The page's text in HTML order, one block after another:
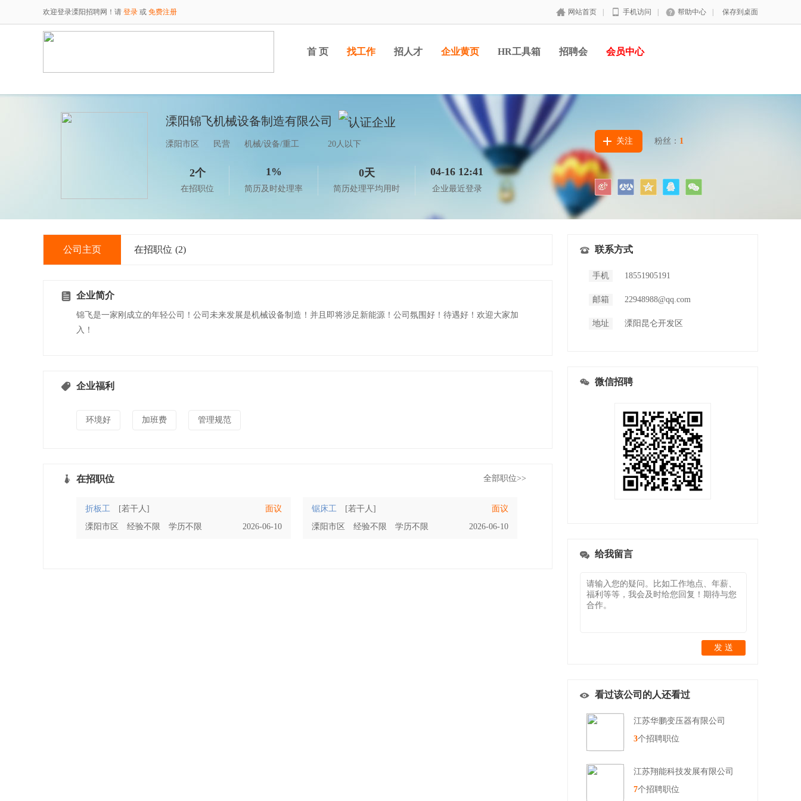
欢迎登录溧阳招聘网！请 登录 或 免费注册 网站首页 手机访问 帮助中心 保存到桌面
首 页 找工作 招人才 企业黄页 HR工具箱 招聘会 会员中心
溧阳锦飞机械设备制造有限公司
溧阳市区 民营 机械/设备/重工 20人以下
2个
在招职位
1%
简历及时处理率
0天
简历处理平均用时
04-16 12:41
企业最近登录
关注 粉丝： 1
公司主页 在招职位 (2)
企业简介
锦飞是一家刚成立的年轻公司！公司未来发展是机械设备制造！并且即将涉足新能源！公司氛围好！待遇好！欢迎大家加
入！
企业福利
环境好 加班费 管理规范
在招职位 全部职位>>
折板工 [若干人]
面议
溧阳市区
经验不限 学历不限 2026-06-10
锯床工 [若干人]
面议
溧阳市区
经验不限 学历不限 2026-06-10
联系方式
手机 18551905191
邮箱 22948988@qq.com
地址 溧阳昆仑开发区
微信招聘
给我留言
发 送
看过该公司的人还看过
江苏华鹏变压器有限公司
3个招聘职位
江苏翔能科技发展有限公司
7个招聘职位